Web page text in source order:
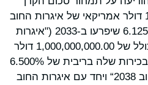
הכולל של 1,000,000,000.00 דולר אמריקאי של איגרות החוב
הבכירות שלה בריבית של 6.125% שיפרעו ב-2033 ("איגרות
החוב 2033") וסכום הקרן הכולל של 1,000,000,000.00 דולר
אמריקאי של איגרות החוב הבכירות שלה בריבית של 6.500%
שיפרעו ב-2038 (”איגרות החוב 2038“ ויחד עם איגרות החוב